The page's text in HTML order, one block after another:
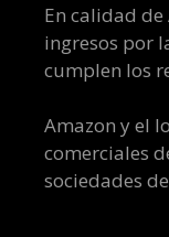
En calidad
ingresos por
cumplen los
Amazon y el
comerciales
sociedades